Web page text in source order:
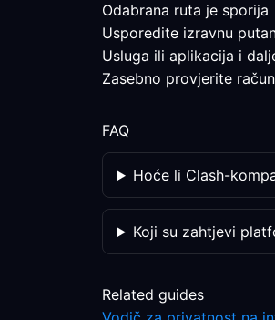
Odabrana ruta je sporija
Usporedite izravnu
Usluga ili aplikacija i
Zasebno provjerite
FAQ
Hoće li Clash-
Koji su zahtjevi
Related guides